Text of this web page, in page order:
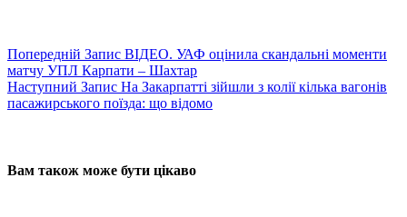
Попередній Запис ВІДЕО. УАФ оцінила скандальні моменти
матчу УПЛ Карпати – Шахтар
Наступний Запис На Закарпатті зійшли з колії кілька вагонів
пасажирського поїзда: що відомо
Вам також може бути цікаво